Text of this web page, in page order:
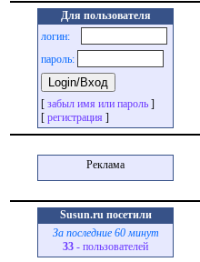
Для пользователя
логин:
пароль:
[ забыл имя или пароль ]
[ регистрация ]
Реклама
Susun.ru посетили
За последние 60 минут
33 - пользователей